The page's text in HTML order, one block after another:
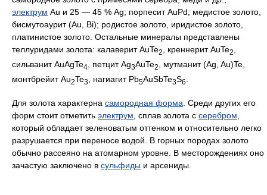
электрум Au и 25 — 45 % Ag; порпесит AuPd; медистое золото,
бисмутоаурит (Au, Bi); родистое золото, иридистое золото,
платинистое золото. Остальные минералы представлены
теллуридами золота: калаверит AuTe2, креннерит AuTe2,
сильванит AuAgTe4 , петцит Ag3AuTe2
, мутманит (Ag, Au)Te,
монтбрейит Au2Te3 , нагиагит Pb5AuSbTe3S6
Для золота характерна самородная форма . Среди других его
форм стоит отметить электрум , сплав золота с серебром
который обладает зеленоватым оттенком и относительно легко
разрушается при переносе водой. В горных породах золото
обычно рассеяно на атомарном уровне. В месторождениях оно
зачастую заключено в сульфиды и арсениды.